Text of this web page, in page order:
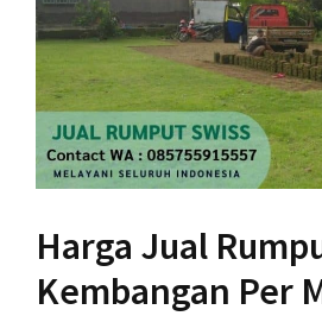
Harga Jual
Kembangan Per